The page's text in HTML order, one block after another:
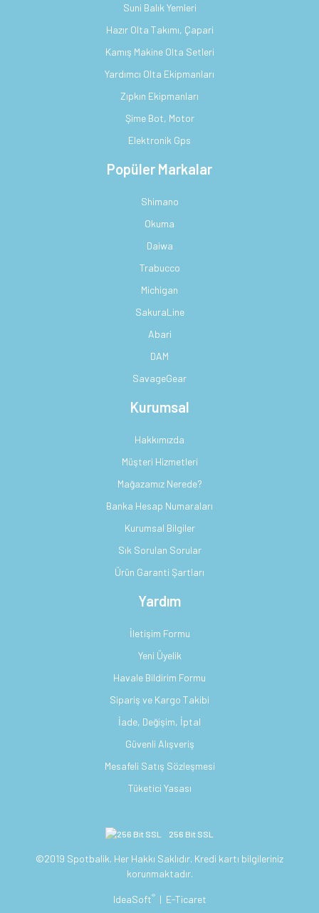
Suni Balık Yemleri
Hazır Olta Takımı, Çapari
Kamış Makine Olta Setleri
Yardımcı Olta Ekipmanları
Zıpkın Ekipmanları
Şime Bot, Motor
Elektronik Gps
Popüler Markalar
Shimano
Okuma
Daiwa
Trabucco
Michigan
SakuraLine
Abari
DAM
SavageGear
Kurumsal
Hakkımızda
Müşteri Hizmetleri
Mağazamız Nerede?
Banka Hesap Numaraları
Kurumsal Bilgiler
Sık Sorulan Sorular
Ürün Garanti Şartları
Yardım
İletişim Formu
Yeni Üyelik
Havale Bildirim Formu
Sipariş ve Kargo Takibi
İade, Değişim, İptal
Güvenli Alışveriş
Mesafeli Satış Sözleşmesi
Tüketici Yasası
256 Bit SSL
©2019 Spotbalik. Her Hakkı Saklıdır. Kredi kartı bilgileriniz
korunmaktadır.
IdeaSoft® | E-Ticaret